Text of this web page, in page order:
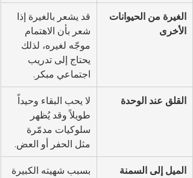
الغيرة من الحيوانات
الأخرى
قد يشعر بالغيرة إذا
شعر بأن الاهتمام
موجّه لغيره، لذلك
يحتاج إلى تدريب
اجتماعي مبكر.
القلق عند الوحدة
لا يحب البقاء وحيداً
طويلاً وقد يُظهر
سلوكيات مدمّرة
مثل الحفر أو العض.
الميل إلى السمنة
بسبب شهيته الكبيرة